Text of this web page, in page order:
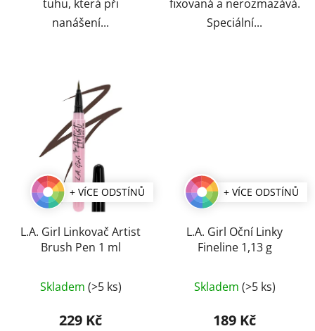
tuhu, která při
nanášení...
fixovaná a nerozmazává.
Speciální...
+ VÍCE ODSTÍNŮ
L.A. Girl Linkovač Artist
Brush Pen 1 ml
hodnocení
produktu
Skladem (>5 ks)
229 Kč
+ VÍCE ODSTÍNŮ
L.A. Girl Oční Linky
Fineline 1,13 g
hodnocení
produktu
Skladem (>5 ks)
189 Kč